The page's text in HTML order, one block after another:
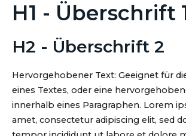
H1 - Überschrift
H2 - Überschrift 2
Hervorgehobener Text: Geeignet für
eines Textes, oder eine
innerhalb eines Paragraphen. Lorem
amet, consectetur adipiscing elit, sed